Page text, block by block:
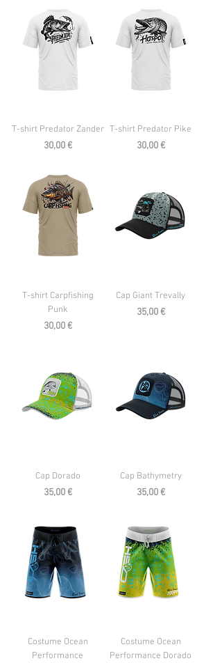
T-shirt Predator Zander
Prezzo
30,00 €
T-shirt Predator Pike
Prezzo
30,00 €
T-shirt Carpfishing
Punk
Prezzo
30,00 €
Cap Giant Trevally
Prezzo
35,00 €
Cap Dorado
Prezzo
35,00 €
Cap Bathymetry
Prezzo
35,00 €
Costume Ocean
Performance
Costume Ocean
Performance Dorado